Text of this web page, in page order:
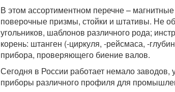
В этом ассортиментном перечне –
поверочные призмы, стойки и штативы. Не
угольников, шаблонов различного рода;
корень: штанген (-циркуля, -рейсмаса, -
прибора, проверяющего биение валов.
Сегодня в России работает немало
приборы различного профиля для